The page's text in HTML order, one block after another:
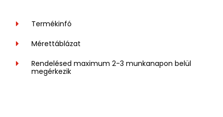
Termékinfó
Mérettáblázat
Rendelésed maximum 2-3 munkanapon belül
megérkezik